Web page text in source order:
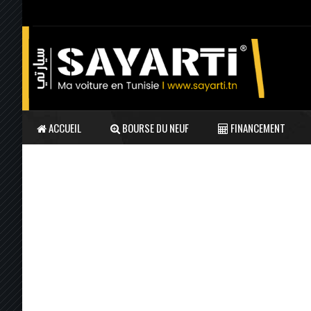
ACCUEIL BOURSE DU NEUF FINANCEMENT